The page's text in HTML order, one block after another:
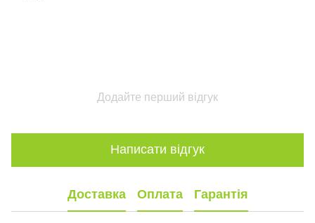
Додайте перший відгук
Написати відгук
Доставка Оплата Гарантія